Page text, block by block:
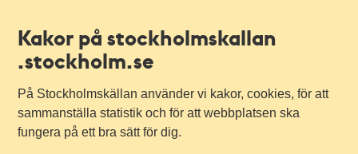
Kakor på stockholmskallan
.stockholm.se
På Stockholmskällan använder vi kakor, cookies, för att
sammanställa statistik och för att webbplatsen ska
fungera på ett bra sätt för dig.